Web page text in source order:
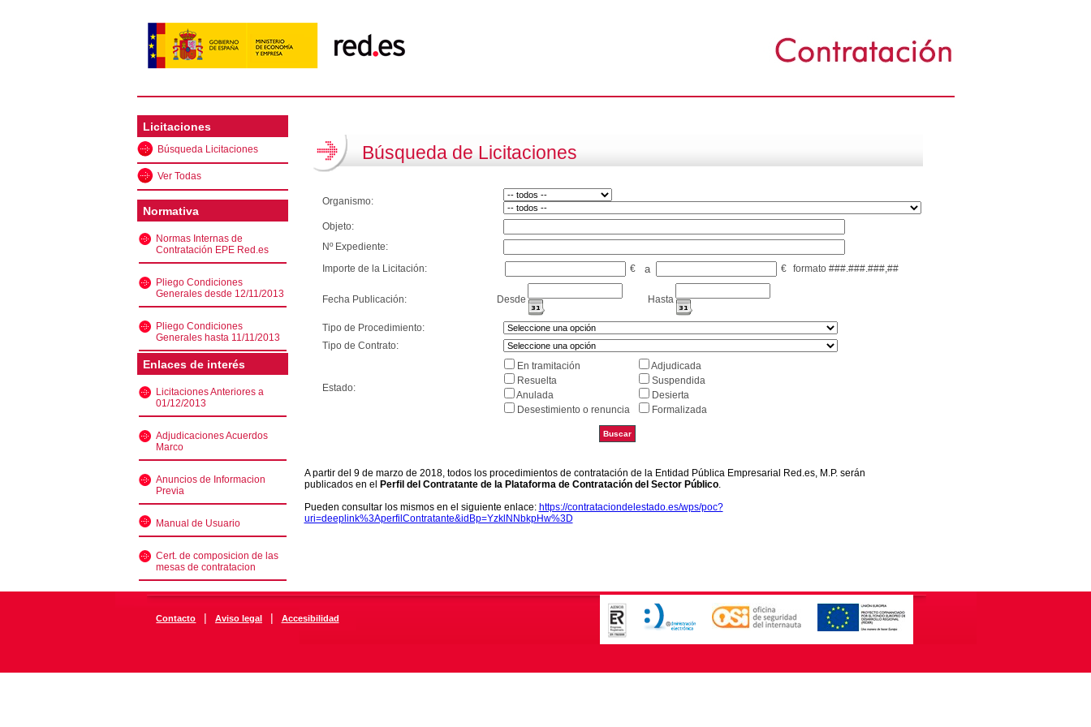
Licitaciones
Búsqueda Licitaciones
Ver Todas
Normativa
Normas Internas de
Contratación EPE Red.es
Pliego Condiciones
Generales desde 12/11/2013
Pliego Condiciones
Generales hasta 11/11/2013
Enlaces de interés
Licitaciones Anteriores a
01/12/2013
Adjudicaciones Acuerdos
Marco
Anuncios de Informacion
Previa
Manual de Usuario
Cert. de composicion de las
mesas de contratacion
Búsqueda de Licitaciones
Organismo:
Objeto:
Nº Expediente:
Importe de la Licitación:
€ a € formato ###.###.###,##
Fecha Publicación: Desde Hasta
Tipo de Procedimiento:
Tipo de Contrato:
Estado:
En tramitación
Adjudicada
Resuelta
Suspendida
Anulada
Desierta
Desestimiento o renuncia
Formalizada
A partir del 9 de marzo de 2018, todos los procedimientos de contratación de la Entidad Pública Empresarial Red.es, M.P. serán
publicados en el
Perfil del Contratante de la Plataforma de Contratación del Sector Público.
Pueden consultar los mismos en el siguiente enlace: https://contrataciondelestado.es/wps/poc?
uri=deeplink%3AperfilContratante&idBp=YzklNNbkpHw%3D
Contacto | Aviso legal | Accesibilidad